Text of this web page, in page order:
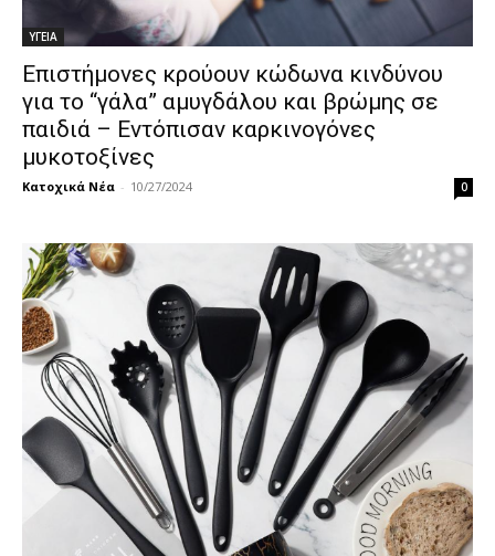
ΥΓΕΙΑ
Επιστήμονες κρούουν κώδωνα κινδύνου
για το “γάλα” αμυγδάλου και βρώμης σε
παιδιά – Εντόπισαν καρκινογόνες
μυκοτοξίνες
Κατοχικά Νέα - 10/27/2024 0